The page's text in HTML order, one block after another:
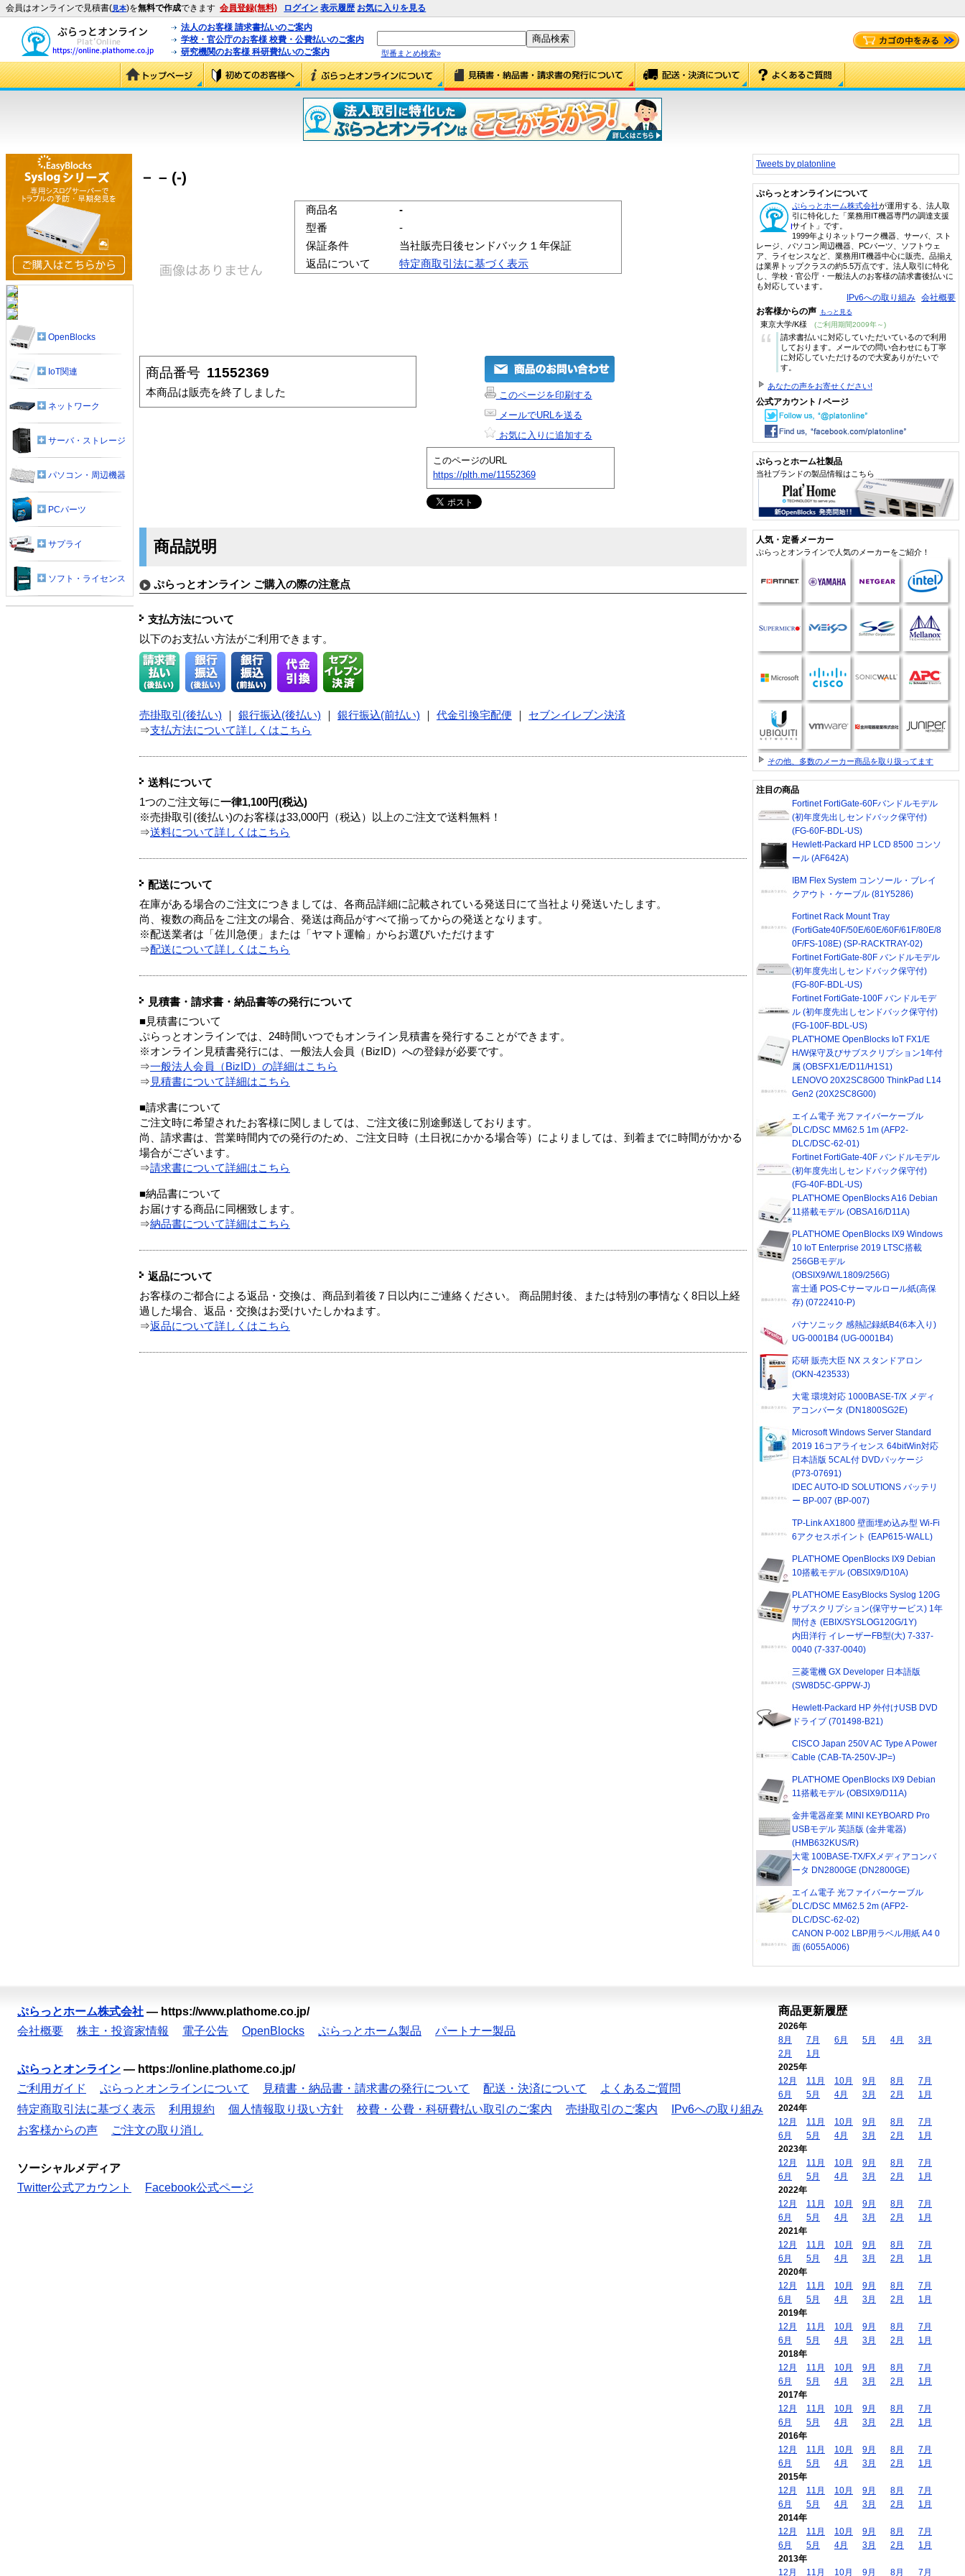
会員はオンラインで見積書(見本)を無料で作成できます 会員登録(無料) ログイン 表示履歴 お気に入りを見る
法人のお客様 請求書払いのご案内
学校・官公庁のお客様 校費・公費払いのご案内
研究機関のお客様 科研費払いのご案内
型番まとめ検索»
－ – (-)
商品名
-
型番
-
保証条件
当社販売日後センドバック１年保証
返品について
特定商取引法に基づく表示
商品番号 11552369
本商品は販売を終了しました
このページを印刷する
メールでURLを送る
お気に入りに追加する
このページのURL
https://plth.me/11552369
商品説明
ぷらっとオンライン ご購入の際の注意点
支払方法について
以下のお支払い方法がご利用できます。
売掛取引(後払い) 銀行振込(後払い) 銀行振込(前払い) 代金引換宅配便
セブンイレブン決済
⇒支払方法について詳しくはこちら
送料について
1つのご注文毎に一律1,100円(税込)
※売掛取引(後払い)のお客様は33,000円（税込）以上のご注文で送料無料！
⇒送料について詳しくはこちら
配送について
在庫がある場合のご注文につきましては、各商品詳細に記載されている発送日にて当社より発送いたします。
尚、複数の商品をご注文の場合、発送は商品がすべて揃ってからの発送となります。
※配送業者は「佐川急便」または「ヤマト運輸」からお選びいただけます
⇒配送について詳しくはこちら
見積書・請求書・納品書等の発行について
■見積書について
ぷらっとオンラインでは、24時間いつでもオンライン見積書を発行することができます。
※オンライン見積書発行には、一般法人会員（BizID）への登録が必要です。
⇒一般法人会員（BizID）の詳細はこちら
⇒ 見積書について詳細はこちら
■請求書について
ご注文時に希望されたお客様に関しましては、ご注文後に別途郵送しております。
尚、請求書は、営業時間内での発行のため、ご注文日時（土日祝にかかる場合等）によりましては、到着までに時間がかかる
場合がございます。
⇒請求書について詳細はこちら
■納品書について
お届けする商品に同梱致します。
⇒納品書について詳細はこちら
返品について
お客様のご都合による返品・交換は、商品到着後７日以内にご連絡ください。 商品開封後、または特別の事情なく8日以上経
過した場合、返品・交換はお受けいたしかねます。
⇒返品について詳しくはこちら
OpenBlocks
IoT関連
ネットワーク
サーバ・ストレージ
パソコン・周辺機器
PCパーツ
サプライ
ソフト・ライセンス
Tweets by platonline
ぷらっとオンラインについて
ぷらっとホーム株式会社が運用する、法人取
引に特化した「業務用IT機器専門の調達支援
サイト」です。
1999年よりネットワーク機器、サーバ、スト
レージ、パソコン周辺機器、PCパーツ、ソフトウェ
ア、ライセンスなど、業務用IT機器中心に販売。品揃え
は業界トップクラスの約5.5万点です。法人取引に特化
し、学校・官公庁・一般法人のお客様の請求書後払いに
も対応しています。
IPv6への取り組み 会社概要
お客様からの声 もっと見る
東京大学/K様 (ご利用期間2009年～)
“
請求書払いに対応していただいているので利用
しております。メールでの問い合わせにも丁寧
に対応していただけるので大変ありがたいで
す。
あなたの声をお寄せください!
公式アカウント / ページ
ぷらっとホーム社製品
当社ブランドの製品情報はこちら
人気・定番メーカー
ぷらっとオンラインで人気のメーカーをご紹介！
その他、多数のメーカー商品を取り扱ってます
注目の商品
Fortinet FortiGate-60Fバンドルモデル
(初年度先出しセンドバック保守付)
(FG-60F-BDL-US)
Hewlett-Packard HP LCD 8500 コンソ
ール (AF642A)
IBM Flex System コンソール・ブレイ
クアウト・ケーブル (81Y5286)
Fortinet Rack Mount Tray
(FortiGate40F/50E/60E/60F/61F/80E/8
0F/FS-108E) (SP-RACKTRAY-02)
Fortinet FortiGate-80F バンドルモデル
(初年度先出しセンドバック保守付)
(FG-80F-BDL-US)
Fortinet FortiGate-100F バンドルモデ
ル (初年度先出しセンドバック保守付)
(FG-100F-BDL-US)
PLAT'HOME OpenBlocks IoT FX1/E
H/W保守及びサブスクリプション1年付
属 (OBSFX1/E/D11/H1S1)
LENOVO 20X2SC8G00 ThinkPad L14
Gen2 (20X2SC8G00)
エイム電子 光ファイバーケーブル
DLC/DSC MM62.5 1m (AFP2-
DLC/DSC-62-01)
Fortinet FortiGate-40F バンドルモデル
(初年度先出しセンドバック保守付)
(FG-40F-BDL-US)
PLAT'HOME OpenBlocks A16 Debian
11搭載モデル (OBSA16/D11A)
PLAT'HOME OpenBlocks IX9 Windows
10 IoT Enterprise 2019 LTSC搭載
256GBモデル
(OBSIX9/W/L1809/256G)
富士通 POS-Cサーマルロール紙(高保
存) (0722410-P)
パナソニック 感熱記録紙B4(6本入り)
UG-0001B4 (UG-0001B4)
応研 販売大臣 NX スタンドアロン
(OKN-423533)
大電 環境対応 1000BASE-T/X メディ
アコンバータ (DN1800SG2E)
Microsoft Windows Server Standard
2019 16コアライセンス 64bitWin対応
日本語版 5CAL付 DVDパッケージ
(P73-07691)
IDEC AUTO-ID SOLUTIONS バッテリ
ー BP-007 (BP-007)
TP-Link AX1800 壁面埋め込み型 Wi-Fi
6アクセスポイント (EAP615-WALL)
PLAT'HOME OpenBlocks IX9 Debian
10搭載モデル (OBSIX9/D10A)
PLAT'HOME EasyBlocks Syslog 120G
サブスクリプション(保守サービス) 1年
間付き (EBIX/SYSLOG120G/1Y)
内田洋行 イレーザーFB型(大) 7-337-
0040 (7-337-0040)
三菱電機 GX Developer 日本語版
(SW8D5C-GPPW-J)
Hewlett-Packard HP 外付けUSB DVD
ドライブ (701498-B21)
CISCO Japan 250V AC Type A Power
Cable (CAB-TA-250V-JP=)
PLAT'HOME OpenBlocks IX9 Debian
11搭載モデル (OBSIX9/D11A)
金井電器産業 MINI KEYBOARD Pro
USBモデル 英語版 (金井電器)
(HMB632KUS/R)
大電 100BASE-TX/FXメディアコンバ
ータ DN2800GE (DN2800GE)
エイム電子 光ファイバーケーブル
DLC/DSC MM62.5 2m (AFP2-
DLC/DSC-62-02)
CANON P-002 LBP用ラベル用紙 A4 0
面 (6055A006)
ぷらっとホーム株式会社 — https://www.plathome.co.jp/
会社概要
株主・投資家情報 電子公告 OpenBlocks ぷらっとホーム製品 パートナー製品
ぷらっとオンライン — https://online.plathome.co.jp/
ご利用ガイド
ぷらっとオンラインについて 見積書・納品書・請求書の発行について 配送・決済について
よくあるご質問
特定商取引法に基づく表示
利用規約 個人情報取り扱い方針 校費・公費・科研費払い取引のご案内 売掛取引のご案内
IPv6への取り組み
お客様からの声
ご注文の取り消し
ソーシャルメディア
Twitter公式アカウント
Facebook公式ページ
商品更新履歴
2026年
8月
7月 6月 5月 4月
3月
2月
1月
2025年
12月
11月 10月 9月 8月
7月
6月
5月 4月 3月 2月
1月
2024年
12月
11月 10月 9月 8月
7月
6月
5月 4月 3月 2月
1月
2023年
12月
11月 10月 9月 8月
7月
6月
5月 4月 3月 2月
1月
2022年
12月
11月 10月 9月 8月
7月
6月
5月 4月 3月 2月
1月
2021年
12月
11月 10月 9月 8月
7月
6月
5月 4月 3月 2月
1月
2020年
12月
11月 10月 9月 8月
7月
6月
5月 4月 3月 2月
1月
2019年
12月
11月 10月 9月 8月
7月
6月
5月 4月 3月 2月
1月
2018年
12月
11月 10月 9月 8月
7月
6月
5月 4月 3月 2月
1月
2017年
12月
11月 10月 9月 8月
7月
6月
5月 4月 3月 2月
1月
2016年
12月
11月 10月 9月 8月
7月
6月
5月 4月 3月 2月
1月
2015年
12月
11月 10月 9月 8月
7月
6月
5月 4月 3月 2月
1月
2014年
12月
11月 10月 9月 8月
7月
6月
5月 4月 3月 2月
1月
2013年
12月
11月 10月 9月 8月 7月